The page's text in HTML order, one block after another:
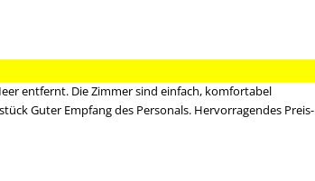
entfernt. Die Zimmer sind einfach, komfortabel
Guter Empfang des Personals. Hervorragendes Preis-